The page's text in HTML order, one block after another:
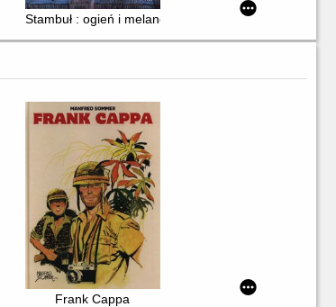
Stambuł : ogień i melancholia
Frank Cappa